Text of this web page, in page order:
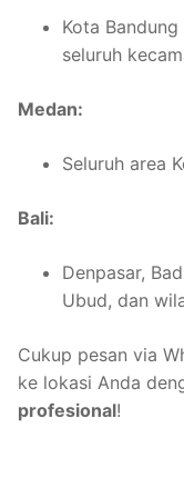
Kota
seluruh
Medan:
Seluruh area
Bali:
Denpasar,
Ubud, dan
Cukup pesan via
ke lokasi Anda
profesional!